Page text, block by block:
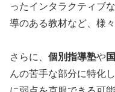
ったインタラクティブ
導のある教材など、様
さらに、 個別指導塾や
んの苦手な部分に特化